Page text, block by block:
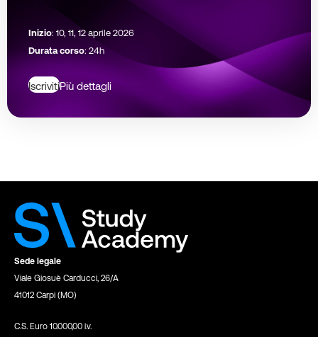
Inizio: 10, 11, 12 aprile 2026
Durata corso: 24h
IscrivitiPiù dettagli
Sede legale
Viale Giosuè Carducci, 26/A
41012 Carpi (MO)
C.S. Euro 10.000,00 i.v.